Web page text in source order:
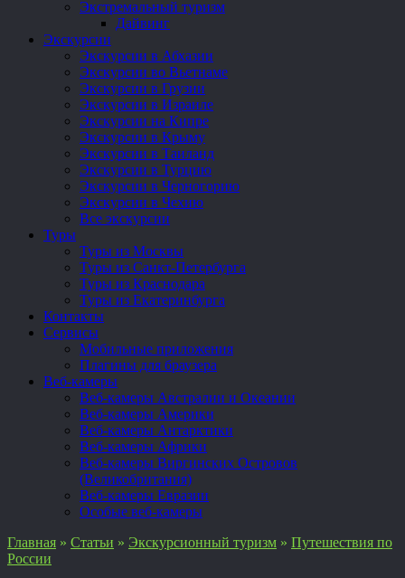
Экстремальный туризм
Дайвинг
Экскурсии
Экскурсии в Абхазии
Экскурсии во Вьетнаме
Экскурсии в Грузии
Экскурсии в Израиле
Экскурсии на Кипре
Экскурсии в Крыму
Экскурсии в Таиланд
Экскурсии в Турцию
Экскурсии в Черногорию
Экскурсии в Чехию
Все экскурсии
Туры
Туры из Москвы
Туры из Санкт-Петербурга
Туры из Краснодара
Туры из Екатеринбурга
Контакты
Сервисы
Мобильные приложения
Плагины для браузера
Веб-камеры
Веб-камеры Австралии и Океании
Веб-камеры Америки
Веб-камеры Антарктики
Веб-камеры Африки
Веб-камеры Виргинских Островов
(Великобритания)
Веб-камеры Евразии
Особые веб-камеры
Главная » Статьи » Экскурсионный туризм » Путешествия по
России